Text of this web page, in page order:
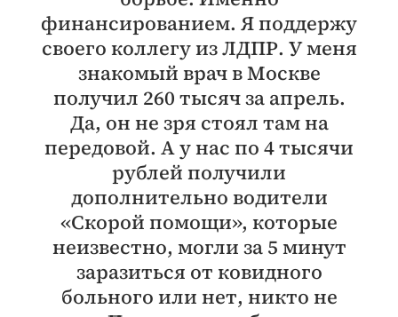
финансированием. Я поддержу
своего коллегу из ЛДПР. У меня
знакомый врач в Москве
получил 260 тысяч за апрель.
Да, он не зря стоял там на
передовой. А у нас по 4 тысячи
рублей получили
дополнительно водители
«Скорой помощи», которые
неизвестно, могли за 5 минут
заразиться от ковидного
больного или нет, никто не